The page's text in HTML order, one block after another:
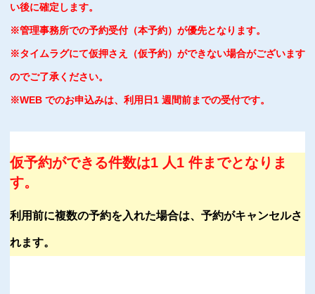
い後に確定します。
※管理事務所での予約受付（本予約）が優先となります。
※タイムラグにて仮押さえ（仮予約）ができない場合がございます
のでご了承ください。
※WEB でのお申込みは、利用日1 週間前までの受付です。
仮予約ができる件数は1 人1 件までとなりま
す。
利用前に複数の予約を入れた場合は、予約がキャンセルさ
れます。